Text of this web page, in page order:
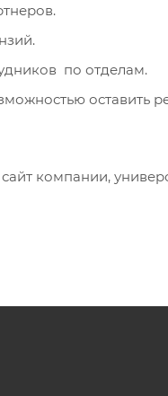
по отделам.
оставить
компании,